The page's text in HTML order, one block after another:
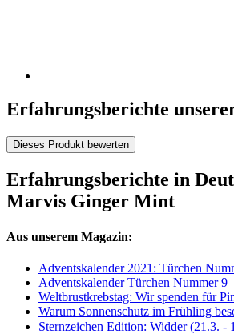
Erfahrungsberichte
Dieses Produkt bewerten
Erfahrungsberichte in
Marvis Ginger Mint
Aus unserem Magazin:
Adventskalender 2021: Türchen
Adventskalender Türchen Nummer 9
Weltbrustkrebstag: Wir spenden für
Warum Sonnenschutz im Frühling
Sternzeichen Edition: Widder (21.3. -